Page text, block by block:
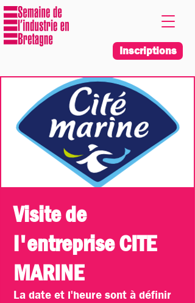
Inscriptions
Visite de
l'entreprise CITE
MARINE
La date et l'heure sont à définir